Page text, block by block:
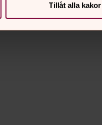
Tillåt alla kakor